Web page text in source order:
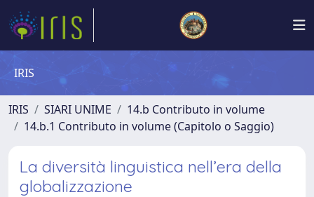
IRIS
IRIS SIARI UNIME
14.b Contributo in volume
14.b.1 Contributo in volume (Capitolo o Saggio)
La diversità linguistica nell’era della
globalizzazione